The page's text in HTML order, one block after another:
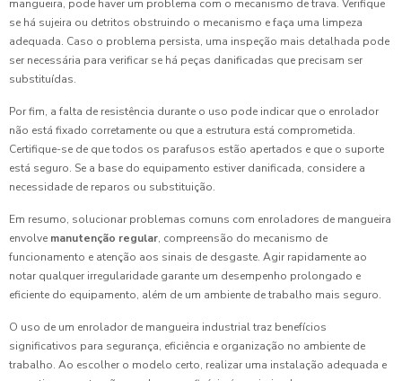
mangueira, pode haver um problema com o mecanismo de trava. Verifique
se há sujeira ou detritos obstruindo o mecanismo e faça uma limpeza
adequada. Caso o problema persista, uma inspeção mais detalhada pode
ser necessária para verificar se há peças danificadas que precisam ser
substituídas.
Por fim, a falta de resistência durante o uso pode indicar que o enrolador
não está fixado corretamente ou que a estrutura está comprometida.
Certifique-se de que todos os parafusos estão apertados e que o suporte
está seguro. Se a base do equipamento estiver danificada, considere a
necessidade de reparos ou substituição.
Em resumo, solucionar problemas comuns com enroladores de mangueira
envolve manutenção regular, compreensão do mecanismo de
funcionamento e atenção aos sinais de desgaste. Agir rapidamente ao
notar qualquer irregularidade garante um desempenho prolongado e
eficiente do equipamento, além de um ambiente de trabalho mais seguro.
O uso de um enrolador de mangueira industrial traz benefícios
significativos para segurança, eficiência e organização no ambiente de
trabalho. Ao escolher o modelo certo, realizar uma instalação adequada e